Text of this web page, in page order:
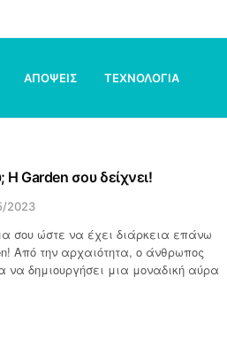
ΑΠΟΨΕΙΣ ΤΕΧΝΟΛΟΓΙΑ
Garden σου δείχνει!
2023
σου ώστε να έχει διάρκεια επάνω
Από την αρχαιότητα, ο άνθρωπος
να δημιουργήσει μια μοναδική αύρα